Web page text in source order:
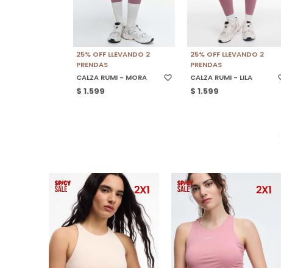
SELECCIONAR TALLE
25% OFF LLEVANDO 2
PRENDAS
CALZA RUMI - MORA
$ 1.599
SELECCIONAR TALLE
25% OFF LLEVANDO 2
PRENDAS
CALZA RUMI - LILA
$ 1.599